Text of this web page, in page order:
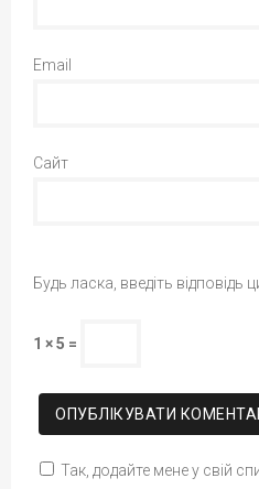
Email
Сайт
Будь ласка, введіть відповідь
1 × 5 =
Так, додайте мене у свій